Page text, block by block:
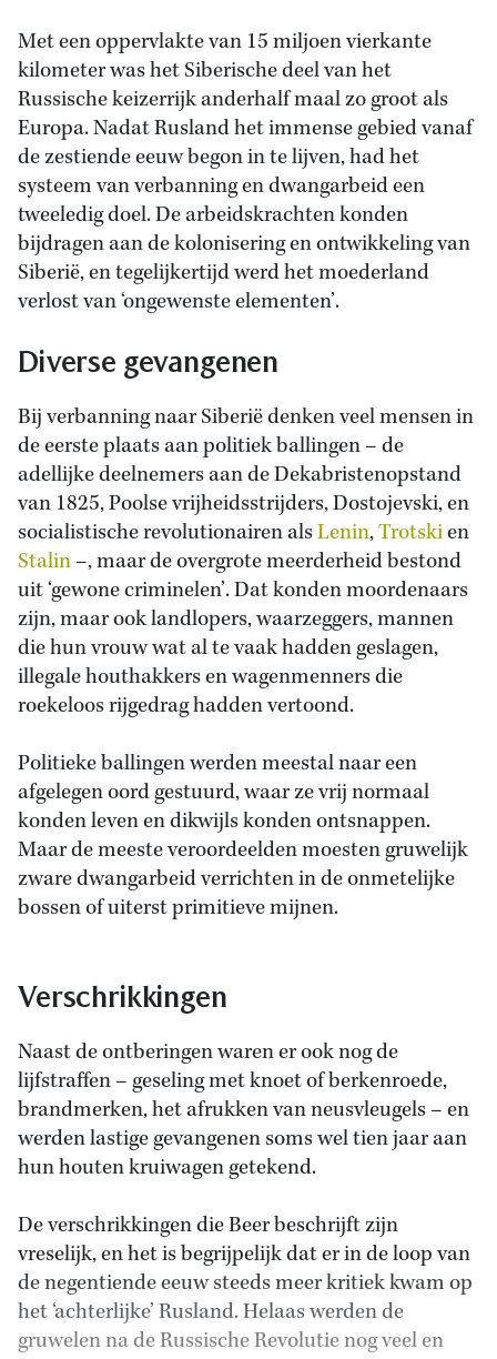
Met een oppervlakte van 15 miljoen vierkante
kilometer was het Siberische deel van het
Russische keizerrijk anderhalf maal zo groot als
Europa. Nadat Rusland het immense gebied vanaf
de zestiende eeuw begon in te lijven, had het
systeem van verbanning en dwangarbeid een
tweeledig doel. De arbeidskrachten konden
bijdragen aan de kolonisering en ontwikkeling van
Siberië, en tegelijkertijd werd het moederland
verlost van ‘ongewenste elementen’.
Diverse gevangenen
Bij verbanning naar Siberië denken veel mensen in
de eerste plaats aan politiek ballingen – de
adellijke deelnemers aan de Dekabristenopstand
van 1825, Poolse vrijheidsstrijders, Dostojevski, en
socialistische revolutionairen alsLenin,Trotskien
Stalin–, maar de overgrote meerderheid bestond
uit ‘gewone criminelen’. Dat konden moordenaars
zijn, maar ook landlopers, waarzeggers, mannen
die hun vrouw wat al te vaak hadden geslagen,
illegale houthakkers en wagenmenners die
roekeloos rijgedrag hadden vertoond.
Politieke ballingen werden meestal naar een
afgelegen oord gestuurd, waar ze vrij normaal
konden leven en dikwijls konden ontsnappen.
Maar de meeste veroordeelden moesten gruwelijk
zware dwangarbeid verrichten in de onmetelijke
bossen of uiterst primitieve mijnen.
Verschrikkingen
Naast de ontberingen waren er ook nog de
lijfstraffen – geseling met knoet of berkenroede,
brandmerken, het afrukken van neusvleugels – en
werden lastige gevangenen soms wel tien jaar aan
hun houten kruiwagen getekend.
De verschrikkingen die Beer beschrijft zijn
vreselijk, en het is begrijpelijk dat er in de loop van
de negentiende eeuw steeds meer kritiek kwam op
het ‘achterlijke’ Rusland. Helaas werden de
gruwelen na de Russische Revolutie nog veel en